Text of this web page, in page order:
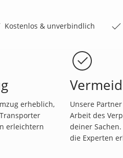
Kostenlos & unverbindlich
erheblich,
erleichtern
Unsere
Arbeit des
deiner
die Experten